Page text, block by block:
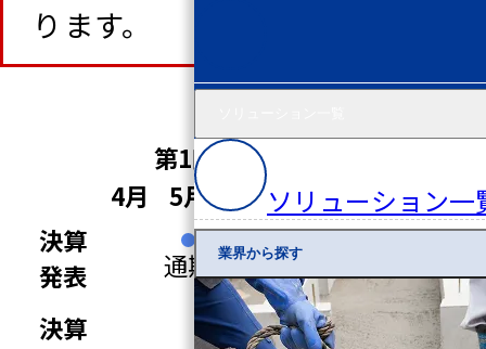
ソリューション一
業界から探す
ります。
第1四半期
4月
5月 6月 7月 8月
9
決算
発表
通期
四半期
決算
決算